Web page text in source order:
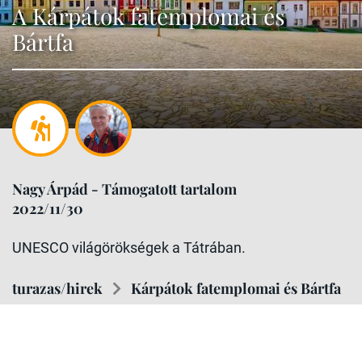
A Kárpátok fatemplomai és
Bártfa
Nagy Árpád - Támogatott tartalom
2022/11/30
UNESCO világörökségek a Tátrában.
turazas/hirek Kárpátok fatemplomai és Bártfa